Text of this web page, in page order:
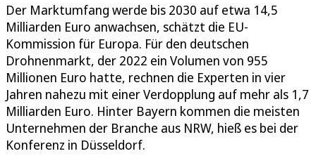
Der Marktumfang werde bis 2030 auf etwa 14,5
Milliarden Euro anwachsen, schätzt die EU-
Kommission für Europa. Für den deutschen
Drohnenmarkt, der 2022 ein Volumen von 955
Millionen Euro hatte, rechnen die Experten in vier
Jahren nahezu mit einer Verdopplung auf mehr als 1,7
Milliarden Euro. Hinter Bayern kommen die meisten
Unternehmen der Branche aus NRW, hieß es bei der
Konferenz in Düsseldorf.